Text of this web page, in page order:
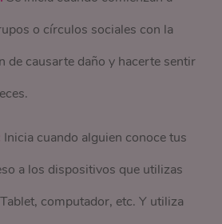
o círculos sociales con la
de causarte daño y hacerte sentir
Inicia cuando alguien conoce tus
a los dispositivos que utilizas
computador, etc. Y utiliza